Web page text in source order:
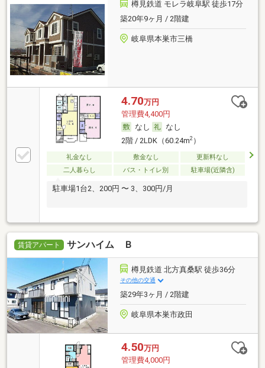
樽見鉄道 モレラ岐阜駅 徒歩17分
築20年9ヶ月 / 2階建
岐阜県本巣市三橋
4.70万円
管理費4,400円
なし
なし
2階 / 2LDK（60.24m2）
礼金なし 敷金なし
更新料なし
二人暮らし
バス・トイレ別 駐車場(近隣含)
駐車場1台2、200円 〜 3、300円/月
賃貸アパート サンハイム Ｂ
樽見鉄道 北方真桑駅 徒歩36分
その他の交通
築29年3ヶ月 / 2階建
岐阜県本巣市政田
4.50万円
管理費4,000円